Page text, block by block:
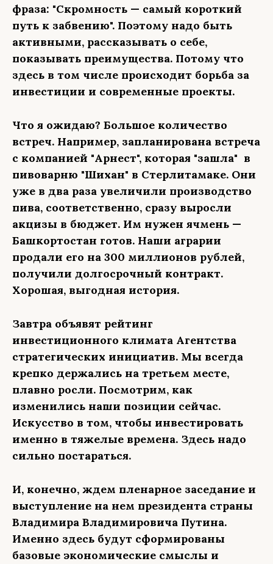
фраза: "Скромность — самый короткий
путь к забвению". Поэтому надо быть
активными, рассказывать о себе,
показывать преимущества. Потому что
здесь в том числе происходит борьба за
инвестиции и современные проекты.
Что я ожидаю? Большое количество
встреч. Например, запланирована встреча
с компанией "Арнест", которая "зашла" в
пивоварню "Шихан" в Стерлитамаке. Они
уже в два раза увеличили производство
пива, соответственно, сразу выросли
акцизы в бюджет. Им нужен ячмень —
Башкортостан готов. Наши аграрии
продали его на 300 миллионов рублей,
получили долгосрочный контракт.
Хорошая, выгодная история.
Завтра объявят рейтинг
инвестиционного климата Агентства
стратегических инициатив. Мы всегда
крепко держались на третьем месте,
плавно росли. Посмотрим, как
изменились наши позиции сейчас.
Искусство в том, чтобы инвестировать
именно в тяжелые времена. Здесь надо
сильно постараться.
И, конечно, ждем пленарное заседание и
выступление на нем президента страны
Владимира Владимировича Путина.
Именно здесь будут сформированы
базовые экономические смыслы и